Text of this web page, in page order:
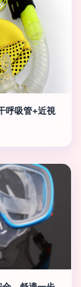
呼吸管+近視